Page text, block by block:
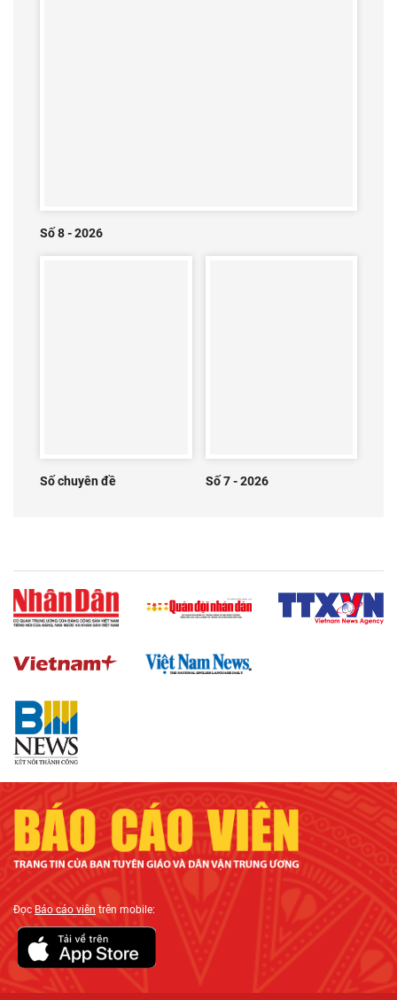
Số 8 - 2026
Số chuyên đề Số 7 - 2026
ĐọcBáo cáo viên trên mobile: